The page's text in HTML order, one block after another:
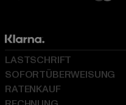
LASTSCHRIFT
SOFORTÜBERWEISUNG
RATENKAUF